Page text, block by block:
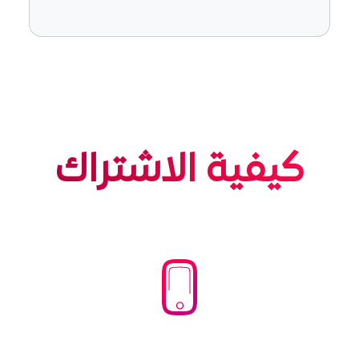
كيفية الاشتراك